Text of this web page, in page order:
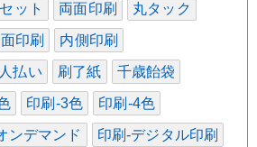
ット 両面印刷 丸タック
印刷 内側印刷
払い 刷了紙 千歳飴袋
印刷-3色 印刷-4色
ンデマンド 印刷-デジタル印刷